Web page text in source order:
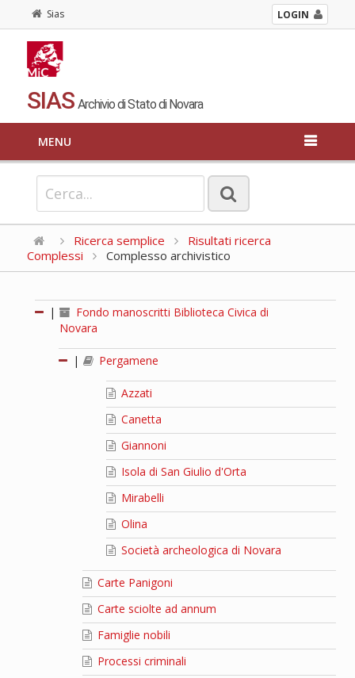
Sias LOGIN
SIAS Archivio di Stato di Novara
MENU
Ricerca semplice
Risultati ricerca
Complessi
Complesso archivistico
|
Fondo manoscritti Biblioteca Civica di
Novara
| Pergamene
Azzati
Canetta
Giannoni
Isola di San Giulio d'Orta
Mirabelli
Olina
Società archeologica di Novara
Carte Panigoni
Carte sciolte ad annum
Famiglie nobili
Processi criminali